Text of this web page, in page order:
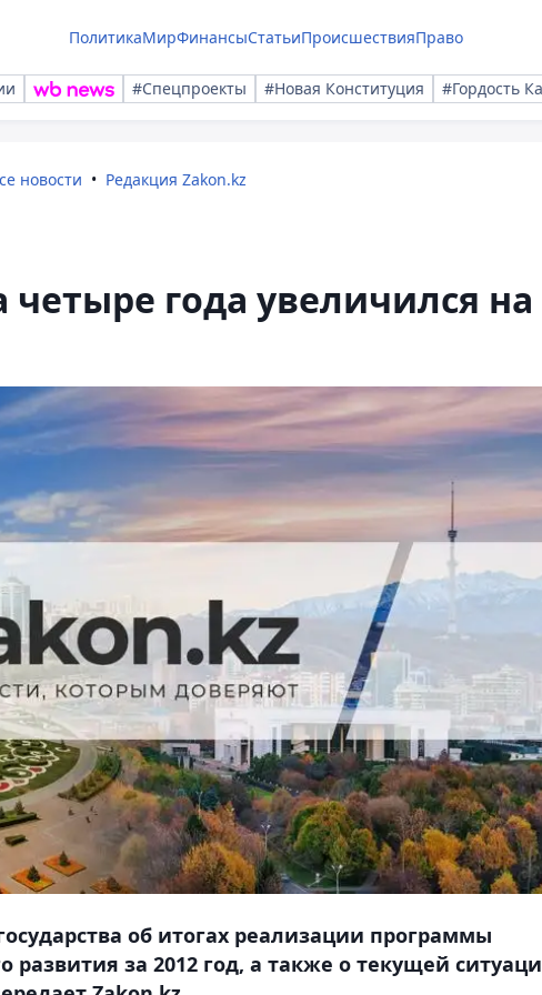
ПолитикаМирФинансыСтатьиПроисшествияПраво
#Спецпроекты #Новая Конституция #Гордость
новости Редакция Zakon.kz
четыре года увеличился на
об итогах реализации программы
развития за 2012 год, а также о текущей